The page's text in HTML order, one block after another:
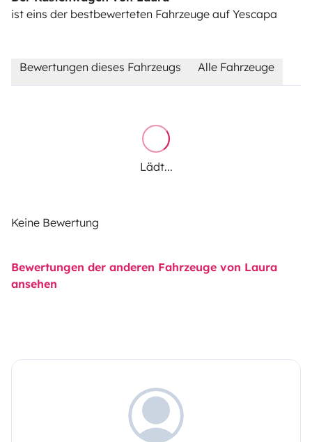
ist eins der bestbewerteten Fahrzeuge auf Yescapa
Bewertungen dieses Fahrzeugs Alle Fahrzeuge
Lädt...
Keine Bewertung
Bewertungen der anderen Fahrzeuge von Laura
ansehen